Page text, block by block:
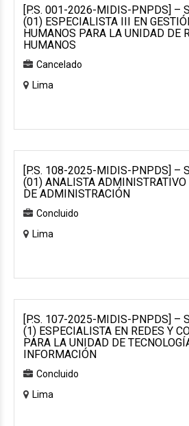
[P.S. 001-2026-MIDIS-PNPDS] –
(01) ESPECIALISTA III EN
HUMANOS PARA LA UNIDAD DE
HUMANOS
Cancelado
Lima
[P.S. 108-2025-MIDIS-PNPDS] –
(01) ANALISTA
DE ADMINISTRACIÓN
Concluido
Lima
[P.S. 107-2025-MIDIS-PNPDS] –
(1) ESPECIALISTA EN REDES Y
PARA LA UNIDAD DE
INFORMACIÓN
Concluido
Lima